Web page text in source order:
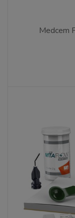
Medcem